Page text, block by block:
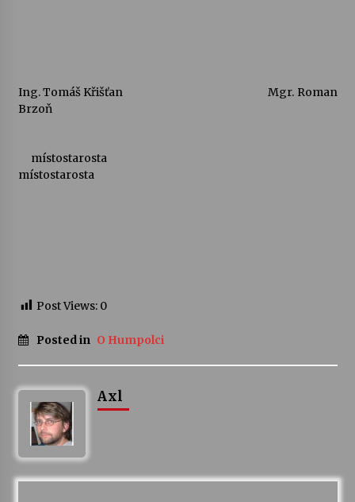
Ing. Tomáš Křišťan
Mgr. Roman
Brzoň
místostarosta
místostarosta
Post Views: 0
Posted in O Humpolci
Axl